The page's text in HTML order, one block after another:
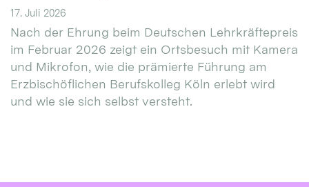
17. Juli 2026
Nach der Ehrung beim Deutschen Lehrkräftepreis
im Februar 2026 zeigt ein Ortsbesuch mit Kamera
und Mikrofon, wie die prämierte Führung am
Erzbischöflichen Berufskolleg Köln erlebt wird
und wie sie sich selbst versteht.